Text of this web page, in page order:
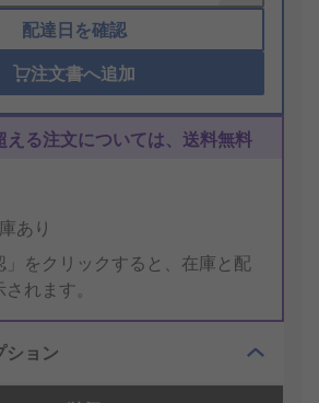
配達日を確認
注文書へ追加
える注文については、送料無料
あり
」をクリックすると、在庫と配
れます。
ション